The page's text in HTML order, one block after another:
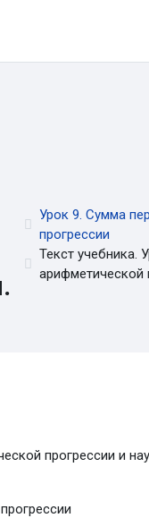
Урок 9. Сумма
прогрессии
Текст учебника.
арифметической
прогрессии и